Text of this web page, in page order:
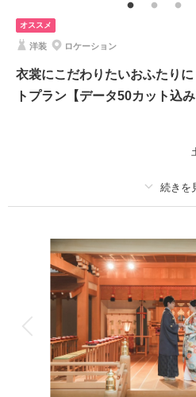
クチュールナオコだから叶う＊上質で豊
でこだわりのフォトウエディング
新郎新婦衣装２点、ヘアメイク＆着付け
カット付プラン！チャペルでドレス姿、
ウエディング♪
撮影日：
2023年7
撮影場所：江陽
相談予約する
来店・オンライン
オススメ
洋装 ロケーション
衣裳にこだわりたいおふたり
トプラン【データ50カット込み
撮影料 新婦衣装1
着付け ヘアメイ
アルバム データ 50 カ
会食
家族と撮影 家族用衣装レ
その他含む
ヘアメイク撮影同行（移動費が発生する